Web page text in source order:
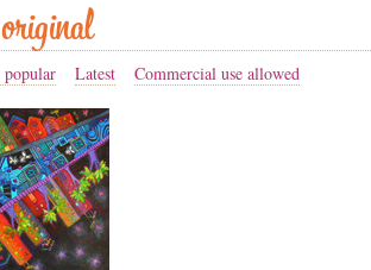
popular Latest Commercial use allowed